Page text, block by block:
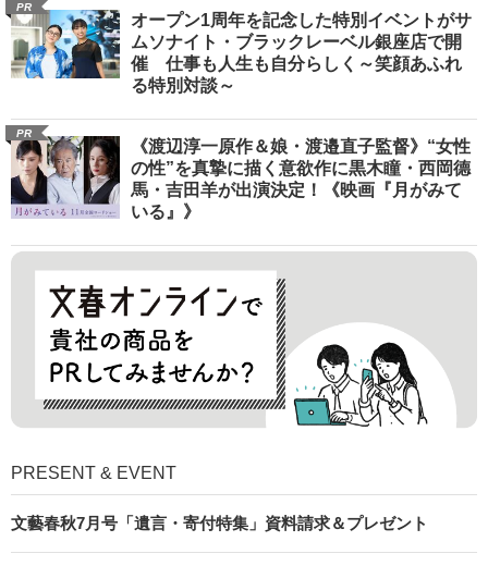
PR
オープン1周年を記念した特別イベントがサ
ムソナイト・ブラックレーベル銀座店で開
催 仕事も人生も自分らしく～笑顔あふれ
る特別対談～
PR
《渡辺淳一原作＆娘・渡邉直子監督》“女性
の性”を真摯に描く意欲作に黒木瞳・西岡德
馬・吉田羊が出演決定！《映画『月がみて
いる』》
PRESENT & EVENT
文藝春秋7月号「遺言・寄付特集」資料請求＆プレゼント